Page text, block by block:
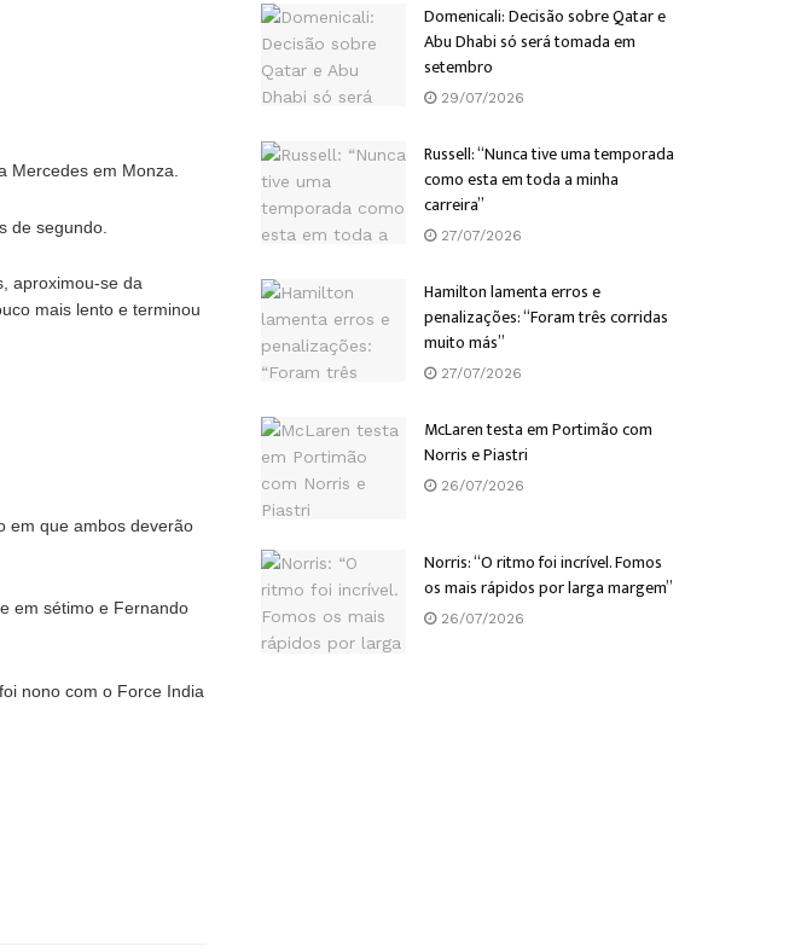
Mercedes em Monza.
de segundo.
aproximou-se da
mais lento e terminou
em que ambos deverão
em sétimo e Fernando
nono com o Force India
Domenicali: Decisão sobre Qatar e
Abu Dhabi só será tomada em
setembro
29/07/2026
Russell: “Nunca tive uma temporada
como esta em toda a minha
carreira”
27/07/2026
Hamilton lamenta erros e
penalizações: “Foram três corridas
muito más”
27/07/2026
McLaren testa em Portimão com
Norris e Piastri
26/07/2026
Norris: “O ritmo foi incrível. Fomos
os mais rápidos por larga margem”
26/07/2026